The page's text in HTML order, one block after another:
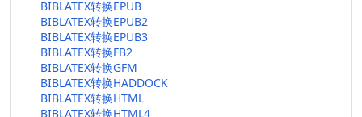
BIBLATEX转换EPUB
BIBLATEX转换EPUB2
BIBLATEX转换EPUB3
BIBLATEX转换FB2
BIBLATEX转换GFM
BIBLATEX转换HADDOCK
BIBLATEX转换HTML
BIBLATEX转换HTML4